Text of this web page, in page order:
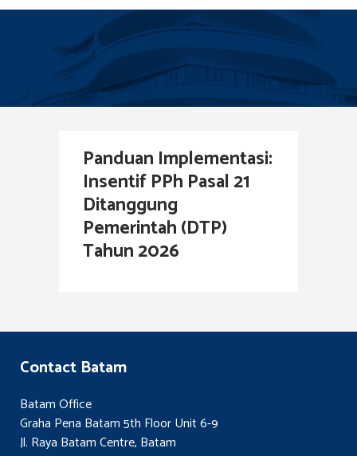
Panduan Implementasi:
Insentif PPh Pasal 21
Ditanggung
Pemerintah (DTP)
Tahun 2026
Contact Batam
Batam Office
Graha Pena Batam 5th Floor Unit 6-9
Jl. Raya Batam Centre, Batam